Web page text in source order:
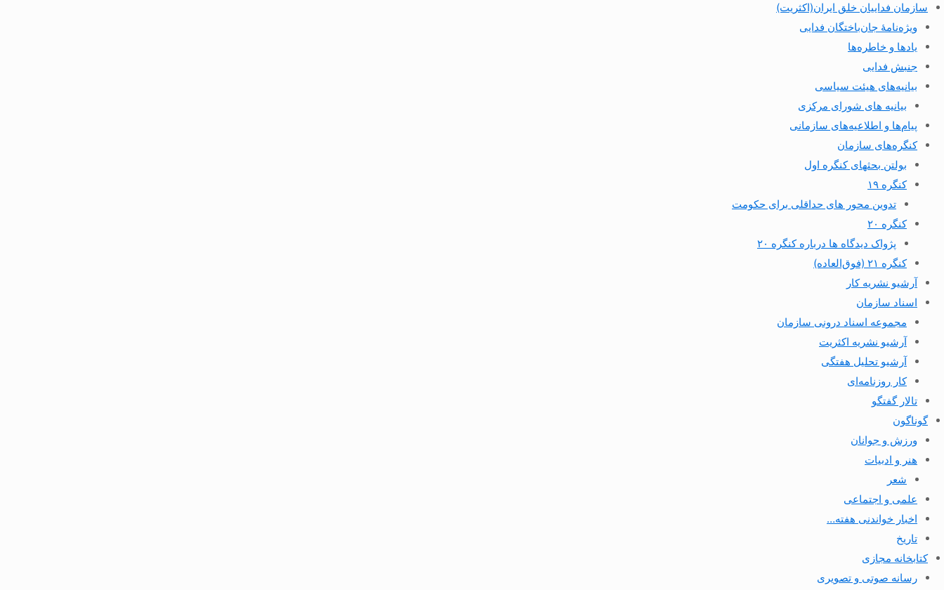
سازمان فداییان خلق ایران(اکثریت)
ویژه‌نامهٔ جان‌باختگان فدایی
یادها و خاطره‌ها
جنبش فدایی
بیانیه‌های هیئت سیاسی
بیانیه های شورای مرکزی
پیام‌ها و اطلاعیه‌های سازمانی
کنگره‌های سازمان
بولتن بحثهای کنگره اول
کنگره ۱۹
تدوین محور های حداقلی برای حکومت
کنگره ۲۰
پژواک دیدگاه ها درباره کنگره ۲۰
کنگره ۲۱ (فوق‌العاده)
آرشیو نشریه کار
اسناد سازمان
مجموعه اسناد درونی سازمان
آرشیو نشریه اکثریت
آرشیو تحلیل هفتگی
کار روزنامه‌ای
تالار گفتگو
گوناگون
ورزش و جوانان
هنر و ادبیات
شعر
علمی و اجتماعی
اخبار خواندنی هفته…
تاریخ
کتابخانه مجازی
رسانه صوتی و تصویری